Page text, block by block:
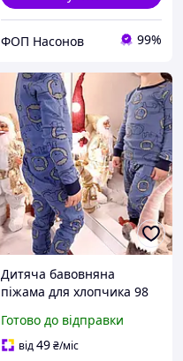
ФОП Насонов 99%
Дитяча бавовняна
піжама для хлопчика 98
Готово до відправки
від49₴/міс